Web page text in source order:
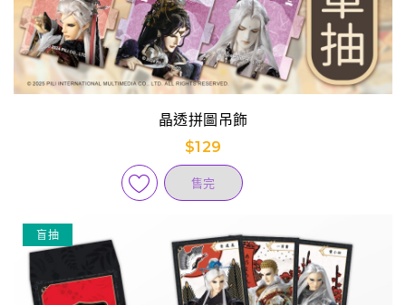
晶透拼圖吊飾
$129
售完
盲抽